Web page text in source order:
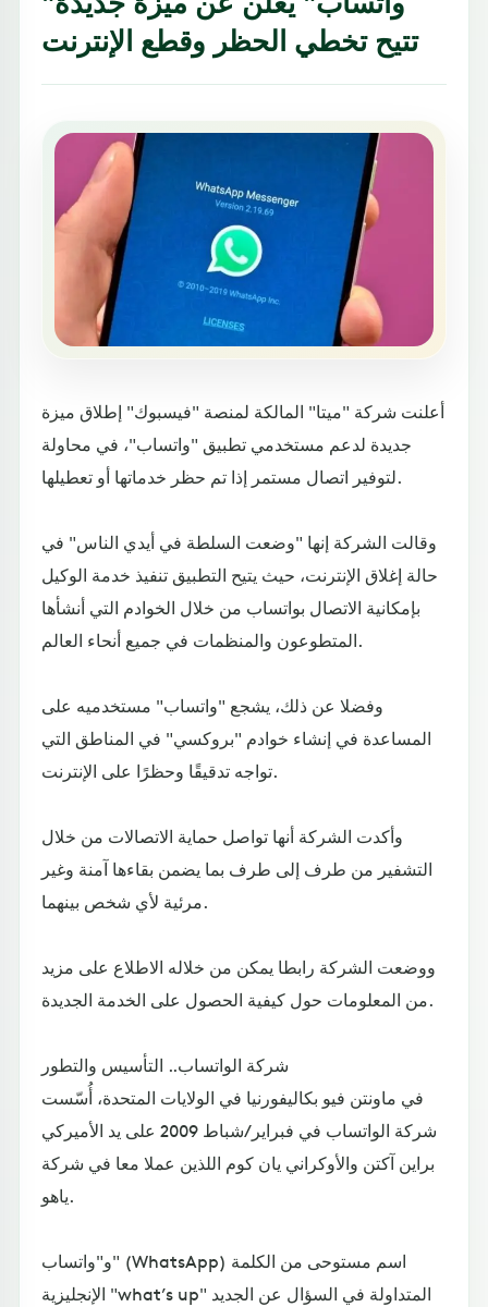
تتيح تخطي الحظر وقطع الإنترنت
أعلنت شركة "ميتا" المالكة لمنصة "فيسبوك" إطلاق ميزة
جديدة لدعم مستخدمي تطبيق "واتساب"، في محاولة
لتوفير اتصال مستمر إذا تم حظر خدماتها أو تعطيلها.
وقالت الشركة إنها "وضعت السلطة في أيدي الناس" في
حالة إغلاق الإنترنت، حيث يتيح التطبيق تنفيذ خدمة الوكيل
بإمكانية الاتصال بواتساب من خلال الخوادم التي أنشأها
المتطوعون والمنظمات في جميع أنحاء العالم.
وفضلا عن ذلك، يشجع "واتساب" مستخدميه على
المساعدة في إنشاء خوادم "بروكسي" في المناطق التي
تواجه تدقيقًا وحظرًا على الإنترنت.
وأكدت الشركة أنها تواصل حماية الاتصالات من خلال
التشفير من طرف إلى طرف بما يضمن بقاءها آمنة وغير
مرئية لأي شخص بينهما.
ووضعت الشركة رابطا يمكن من خلاله الاطلاع على مزيد
من المعلومات حول كيفية الحصول على الخدمة الجديدة.
شركة الواتساب.. التأسيس والتطور
في ماونتن فيو بكاليفورنيا في الولايات المتحدة، أُسّست
شركة الواتساب في فبراير/شباط 2009 على يد الأميركي
براين آكتن والأوكراني يان كوم اللذين عملا معا في شركة
ياهو.
و"واتساب" (WhatsApp) اسم مستوحى من الكلمة
الإنجليزية "what’s up" المتداولة في السؤال عن الجديد